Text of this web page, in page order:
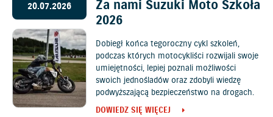
20.07.2026
Za nami Suzuki Moto Szkoła
2026
Dobiegł końca tegoroczny cykl szkoleń,
podczas których motocykliści rozwijali swoje
umiejętności, lepiej poznali możliwości
swoich jednośladów oraz zdobyli wiedzę
podwyższającą bezpieczeństwo na drogach.
DOWIEDZ SIĘ WIĘCEJ